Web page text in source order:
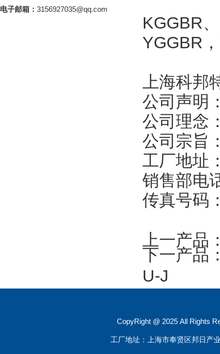
电子邮箱： 3156927035@qq.com
KGGBR、
YGGBR ，
上海科邦
公司声明
公司理念
公司宗旨
工厂地址
销售部电
传真号码
上一产品
下一产品
U-J
CopyRight @ 2025 All Rights
工厂地址：上海市奉贤区邦日产